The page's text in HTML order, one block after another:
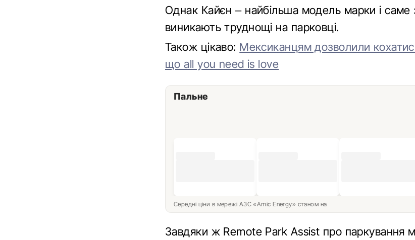
Однак Кайєн – найбільша модель марки і саме
виникають труднощі на парковці.
Також цікаво: Мексиканцям дозволили
що аll you need is love
Пальне
Середні ціни в мережі АЗС «Amic Energy» станом на
Завдяки ж Remote Park Assist про паркування